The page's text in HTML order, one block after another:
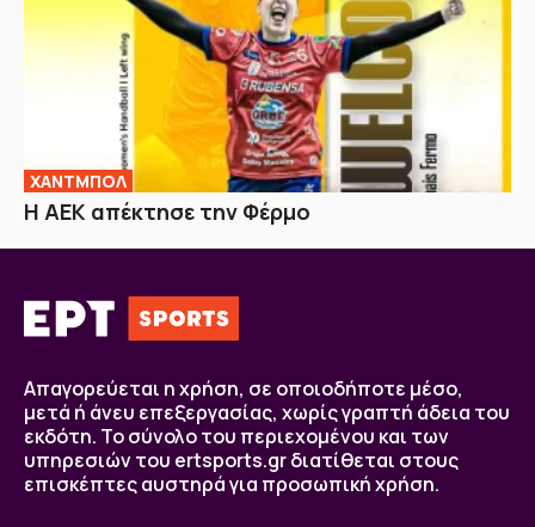
ΧΑΝΤΜΠΟΛ
Η ΑΕΚ απέκτησε την Φέρμο
Απαγορεύεται η χρήση, σε οποιοδήποτε μέσο,
μετά ή άνευ επεξεργασίας, χωρίς γραπτή άδεια του
εκδότη. Το σύνολο του περιεχομένου και των
υπηρεσιών του ertsports.gr διατίθεται στους
επισκέπτες αυστηρά για προσωπική χρήση.